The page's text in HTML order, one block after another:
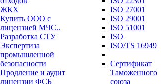
ЖКХ
Купить ООО с
лицензией МЧС..
Разработка СТУ
Экспертиза
промышленной
безопасности
Продление и аудит
лицензии ФСБ
ISO 27001
ISO 29001
ISO 51001
ISO
ISO/TS 16949
Сертификат
Таможенного
союза